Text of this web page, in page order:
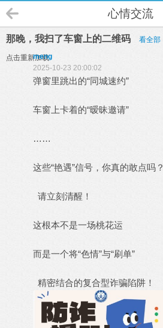
心情交流
那晚，我扫了车窗上的二维码 看全部
点击重新加载
meng
2025-10-23 20:00:02
弹窗里跳出的“同城速约”
车窗上卡着的“暧昧邀请”
……
这些“艳遇”信号，你真的敢点吗？
请立刻清醒！
这根本不是一场桃花运
而是一个将“色情”与“刷单”
精密结合的复合型诈骗陷阱！